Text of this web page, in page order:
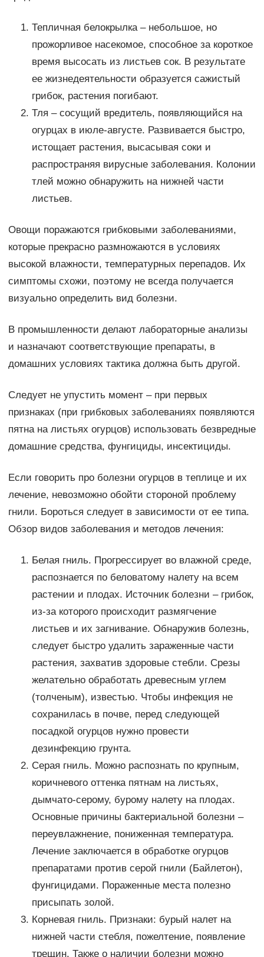
Тепличная белокрылка – небольшое, но
прожорливое насекомое, способное за короткое
время высосать из листьев сок. В результате
ее жизнедеятельности образуется сажистый
грибок, растения погибают.
Тля – сосущий вредитель, появляющийся на
огурцах в июле-августе. Развивается быстро,
истощает растения, высасывая соки и
распространяя вирусные заболевания. Колонии
тлей можно обнаружить на нижней части
листьев.
Овощи поражаются грибковыми заболеваниями,
которые прекрасно размножаются в условиях
высокой влажности, температурных перепадов. Их
симптомы схожи, поэтому не всегда получается
визуально определить вид болезни.
В промышленности делают лабораторные анализы
и назначают соответствующие препараты, в
домашних условиях тактика должна быть другой.
Следует не упустить момент – при первых
признаках (при грибковых заболеваниях появляются
пятна на листьях огурцов) использовать безвредные
домашние средства, фунгициды, инсектициды.
Если говорить про болезни огурцов в теплице и их
лечение, невозможно обойти стороной проблему
гнили. Бороться следует в зависимости от ее типа.
Обзор видов заболевания и методов лечения:
Белая гниль. Прогрессирует во влажной среде,
распознается по беловатому налету на всем
растении и плодах. Источник болезни – грибок,
из-за которого происходит размягчение
листьев и их загнивание. Обнаружив болезнь,
следует быстро удалить зараженные части
растения, захватив здоровые стебли. Срезы
желательно обработать древесным углем
(толченым), известью. Чтобы инфекция не
сохранилась в почве, перед следующей
посадкой огурцов нужно провести
дезинфекцию грунта.
Серая гниль. Можно распознать по крупным,
коричневого оттенка пятнам на листьях,
дымчато-серому, бурому налету на плодах.
Основные причины бактериальной болезни –
переувлажнение, пониженная температура.
Лечение заключается в обработке огурцов
препаратами против серой гнили (Байлетон),
фунгицидами. Пораженные места полезно
присыпать золой.
Корневая гниль. Признаки: бурый налет на
нижней части стебля, пожелтение, появление
трещин. Также о наличии болезни можно